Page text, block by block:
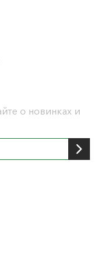
о новинках и